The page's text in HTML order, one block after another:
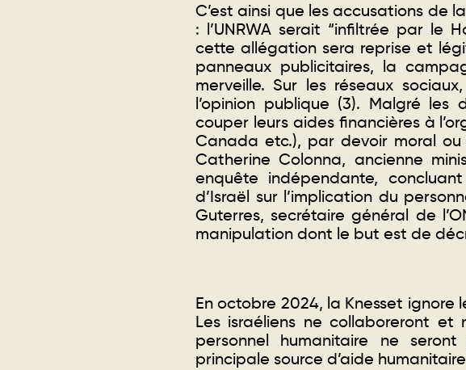
C’est ainsi que les accusations de
: l’UNRWA serait “infiltrée par le
cette allégation sera reprise et
panneaux publicitaires, la
merveille. Sur les réseaux
l’opinion publique (3). Malgré les
couper leurs aides financières à
Canada etc.), par devoir moral ou
Catherine Colonna, ancienne
enquête indépendante,
d’Israël sur l’implication du
Guterres, secrétaire général de
manipulation dont le but est de
En octobre 2024, la Knesset
Les israéliens ne collaboreront et
personnel humanitaire ne
principale source d’aide